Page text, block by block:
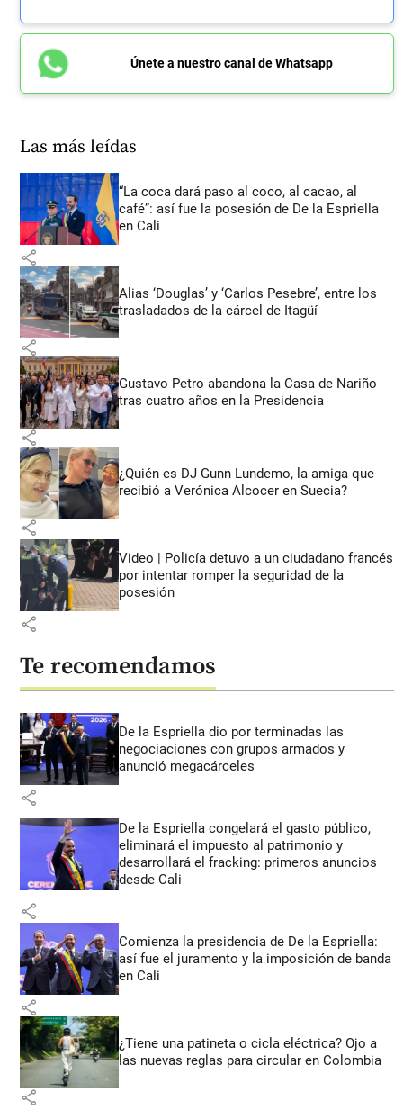
Únete a nuestro canal de Whatsapp
Las más leídas
“La coca dará paso al coco, al cacao, al
café”: así fue la posesión de De la Espriella
en Cali
share
Alias ‘Douglas’ y ‘Carlos Pesebre’, entre los
trasladados de la cárcel de Itagüí
share
Gustavo Petro abandona la Casa de Nariño
tras cuatro años en la Presidencia
share
¿Quién es DJ Gunn Lundemo, la amiga que
recibió a Verónica Alcocer en Suecia?
share
Video | Policía detuvo a un ciudadano francés
por intentar romper la seguridad de la
posesión
share
Te recomendamos
De la Espriella dio por terminadas las
negociaciones con grupos armados y
anunció megacárceles
share
De la Espriella congelará el gasto público,
eliminará el impuesto al patrimonio y
desarrollará el fracking: primeros anuncios
desde Cali
share
Comienza la presidencia de De la Espriella:
así fue el juramento y la imposición de banda
en Cali
share
¿Tiene una patineta o cicla eléctrica? Ojo a
las nuevas reglas para circular en Colombia
share